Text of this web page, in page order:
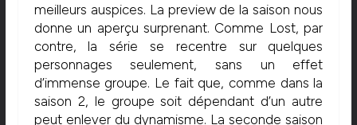
meilleurs auspices. La preview de la saison nous
donne un aperçu surprenant. Comme Lost, par
contre, la série se recentre sur quelques
personnages seulement, sans un effet
d’immense groupe. Le fait que, comme dans la
saison 2, le groupe soit dépendant d’un autre
peut enlever du dynamisme. La seconde saison